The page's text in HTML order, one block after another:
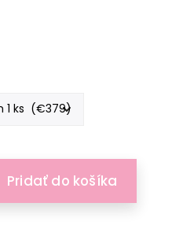
Pridať do košíka